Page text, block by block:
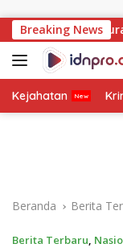
ke
konten
Breaking News
Kejahatan
Beranda Berita
Berita Terbaru,